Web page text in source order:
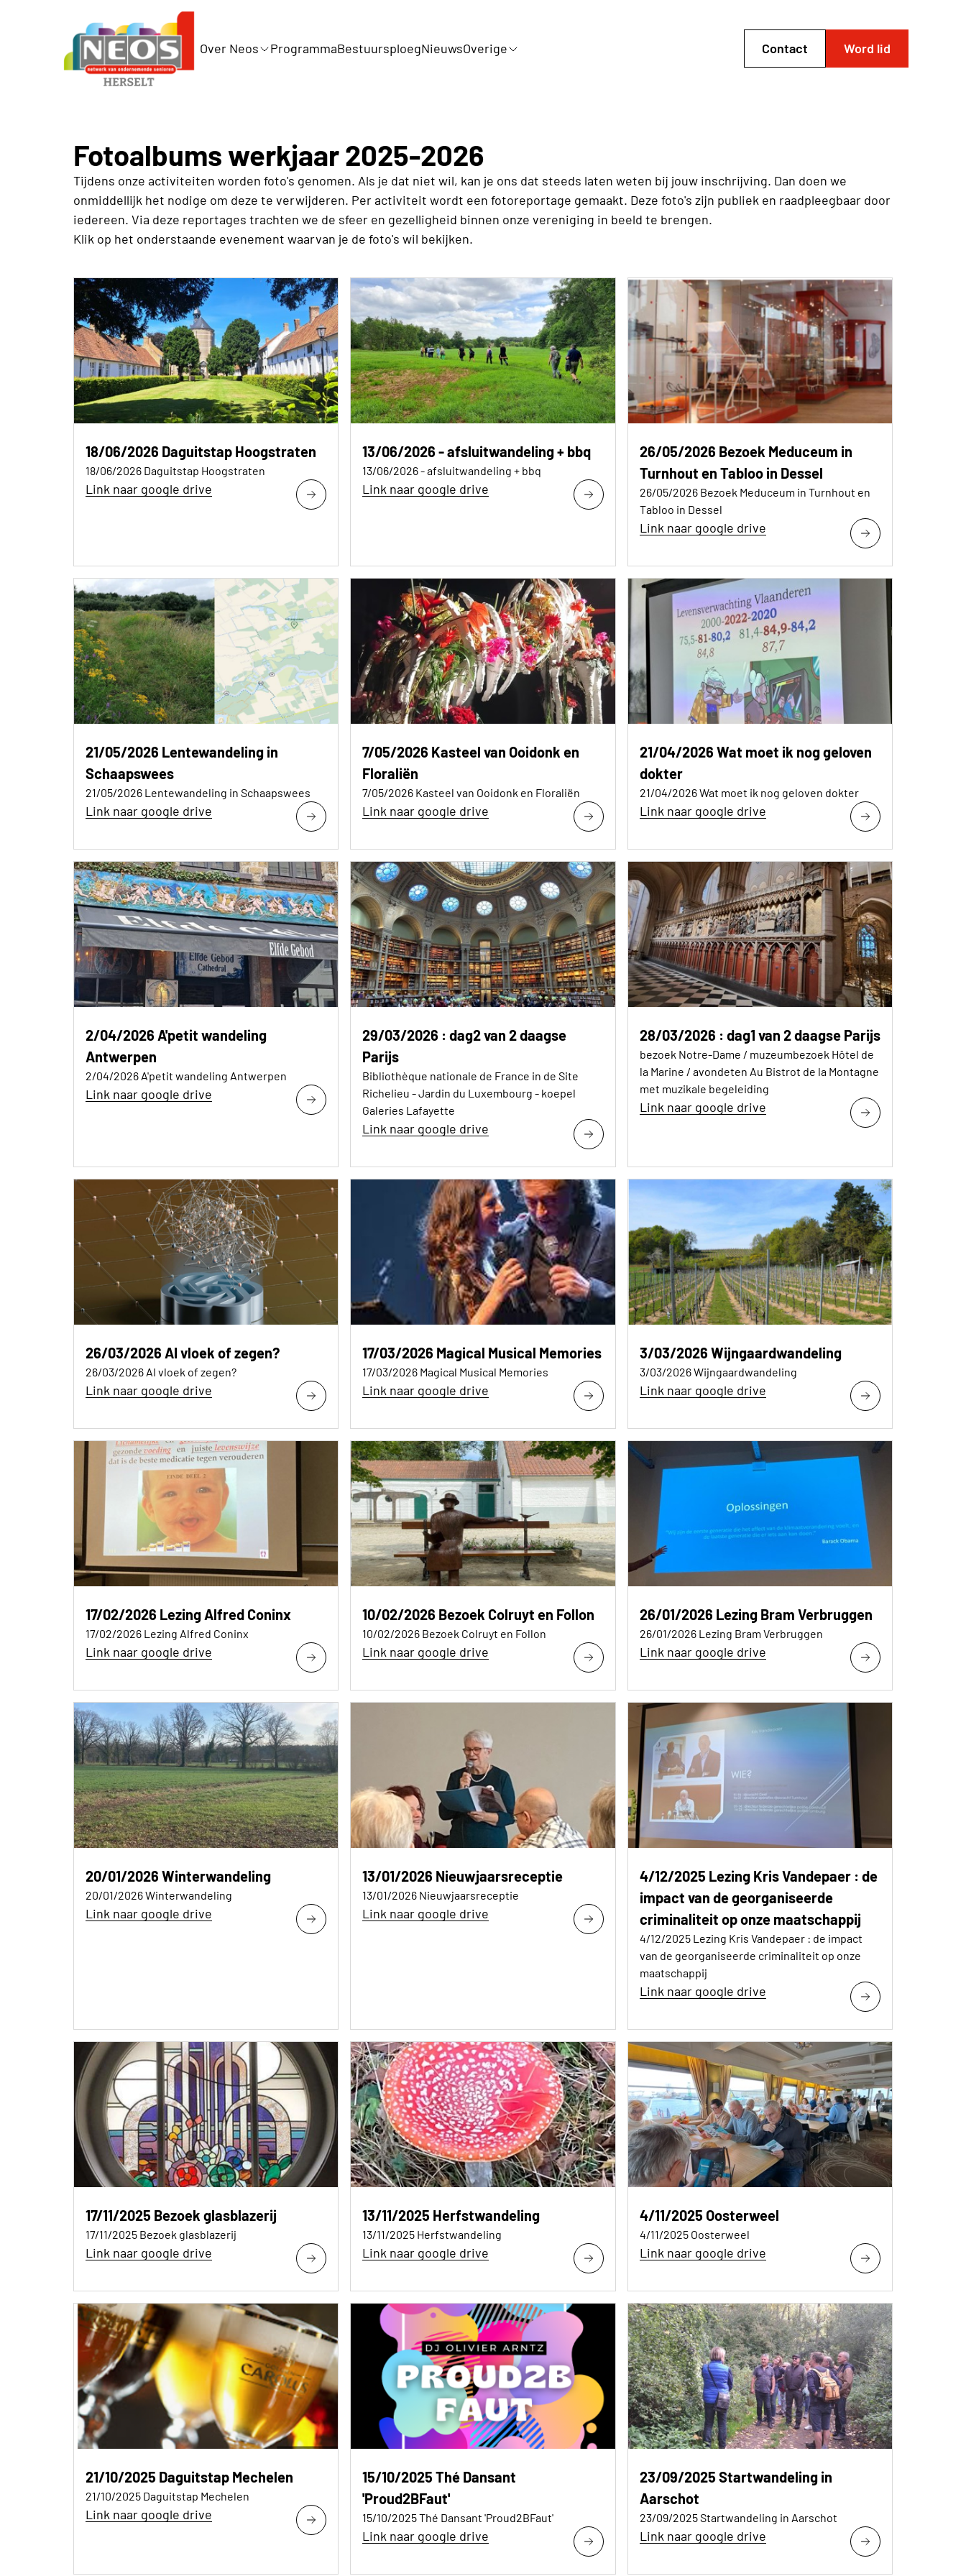
Over Neos ProgrammaBestuursploegNieuwsOverige Contact Word lid
Fotoalbums werkjaar 2025-2026
Tijdens onze activiteiten worden foto's genomen. Als je dat niet wil, kan je ons dat steeds laten weten bij jouw inschrijving. Dan doen we
onmiddellijk het nodige om deze te verwijderen. Per activiteit wordt een fotoreportage gemaakt. Deze foto's zijn publiek en raadpleegbaar door
iedereen. Via deze reportages trachten we de sfeer en gezelligheid binnen onze vereniging in beeld te brengen.
Klik op het onderstaande evenement waarvan je de foto's wil bekijken.
18/06/2026 Daguitstap Hoogstraten
18/06/2026 Daguitstap Hoogstraten
Link naar google drive
13/06/2026 - afsluitwandeling + bbq
13/06/2026 - afsluitwandeling + bbq
Link naar google drive
26/05/2026 Bezoek Meduceum in
Turnhout en Tabloo in Dessel
26/05/2026 Bezoek Meduceum in Turnhout en
Tabloo in Dessel
Link naar google drive
21/05/2026 Lentewandeling in
Schaapswees
21/05/2026 Lentewandeling in Schaapswees
Link naar google drive
7/05/2026 Kasteel van Ooidonk en
Floraliën
7/05/2026 Kasteel van Ooidonk en Floraliën
Link naar google drive
21/04/2026 Wat moet ik nog geloven
dokter
21/04/2026 Wat moet ik nog geloven dokter
Link naar google drive
2/04/2026 A'petit wandeling
Antwerpen
2/04/2026 A'petit wandeling Antwerpen
Link naar google drive
29/03/2026 : dag2 van 2 daagse
Parijs
Bibliothèque nationale de France in de Site
Richelieu - Jardin du Luxembourg - koepel
Galeries Lafayette
Link naar google drive
28/03/2026 : dag1 van 2 daagse Parijs
bezoek Notre-Dame / muzeumbezoek Hôtel de
la Marine / avondeten Au Bistrot de la Montagne
met muzikale begeleiding
Link naar google drive
26/03/2026 AI vloek of zegen?
26/03/2026 AI vloek of zegen?
Link naar google drive
17/03/2026 Magical Musical Memories
17/03/2026 Magical Musical Memories
Link naar google drive
3/03/2026 Wijngaardwandeling
3/03/2026 Wijngaardwandeling
Link naar google drive
17/02/2026 Lezing Alfred Coninx
17/02/2026 Lezing Alfred Coninx
Link naar google drive
10/02/2026 Bezoek Colruyt en Follon
10/02/2026 Bezoek Colruyt en Follon
Link naar google drive
26/01/2026 Lezing Bram Verbruggen
26/01/2026 Lezing Bram Verbruggen
Link naar google drive
20/01/2026 Winterwandeling
20/01/2026 Winterwandeling
Link naar google drive
13/01/2026 Nieuwjaarsreceptie
13/01/2026 Nieuwjaarsreceptie
Link naar google drive
4/12/2025 Lezing Kris Vandepaer : de
impact van de georganiseerde
criminaliteit op onze maatschappij
4/12/2025 Lezing Kris Vandepaer : de impact
van de georganiseerde criminaliteit op onze
maatschappij
Link naar google drive
17/11/2025 Bezoek glasblazerij
17/11/2025 Bezoek glasblazerij
Link naar google drive
13/11/2025 Herfstwandeling
13/11/2025 Herfstwandeling
Link naar google drive
4/11/2025 Oosterweel
4/11/2025 Oosterweel
Link naar google drive
21/10/2025 Daguitstap Mechelen
21/10/2025 Daguitstap Mechelen
Link naar google drive
15/10/2025 Thé Dansant
'Proud2BFaut'
15/10/2025 Thé Dansant 'Proud2BFaut'
Link naar google drive
23/09/2025 Startwandeling in
Aarschot
23/09/2025 Startwandeling in Aarschot
Link naar google drive